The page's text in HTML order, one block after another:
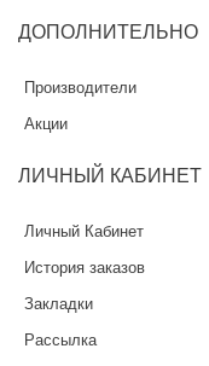
ДОПОЛНИТЕЛЬНО
Производители
Акции
ЛИЧНЫЙ КАБИНЕТ
Личный Кабинет
История заказов
Закладки
Рассылка